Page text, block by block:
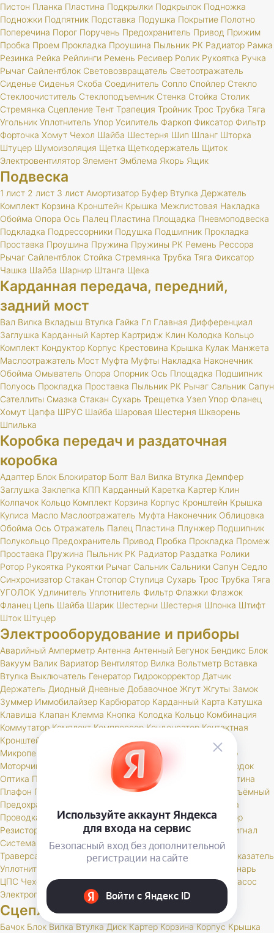
Пистон Планка Пластина Подкрылки Подкрылок Подножка
Подножки Подпятник Подставка Подушка Покрытие Полотно
Поперечина Порог Поручень Предохранитель Привод Прижим
Пробка Проем Прокладка Проушина Пыльник РК Радиатор Рамка
Резинка Рейка Рейлинги Ремень Ресивер Ролик Рукоятка Ручка
Рычаг Сайлентблок Световозвращатель Светоотражатель
Сиденье Сиденья Скоба Соединитель Сопло Спойлер Стекло
Стеклоочиститель Стеклоподъемник Стенка Стойка Столик
Стремянка Сцепление Тент Трапеция Тройник Трос Трубка Тяга
Угольник Уплотнитель Упор Усилитель Фаркоп Фиксатор Фильтр
Форточка Хомут Чехол Шайба Шестерня Шип Шланг Шторка
Штуцер Шумоизоляция Щетка Щеткодержатель Щиток
Электровентилятор Элемент Эмблема Якорь Ящик
Подвеска
1 лист 2 лист 3 лист Амортизатор Буфер Втулка Держатель
Комплект Корзина Кронштейн Крышка Межлистовая Накладка
Обойма Опора Ось Палец Пластина Площадка Пневмоподвеска
Подкладка Подрессорники Подушка Подшипник Прокладка
Проставка Проушина Пружина Пружины РК Ремень Рессора
Рычаг Сайлентблок Стойка Стремянка Трубка Тяга Фиксатор
Чашка Шайба Шарнир Штанга Щека
Карданная передача, передний,
задний мост
Вал Вилка Вкладыш Втулка Гайка Гл Главная Дифференциал
Заглушка Карданный Картер Картридж Клин Колодка Кольцо
Комплект Кондуктор Корпус Крестовина Крышка Кулак Манжета
Маслоотражатель Мост Муфта Муфты Накладка Наконечник
Обойма Омыватель Опора Опорник Ось Площадка Подшипник
Полуось Прокладка Проставка Пыльник РК Рычаг Сальник Сапун
Сателлиты Смазка Стакан Сухарь Трещетка Узел Упор Фланец
Хомут Цапфа ШРУС Шайба Шаровая Шестерня Шкворень
Шпилька
Коробка передач и раздаточная
коробка
Адаптер Блок Блокиратор Болт Вал Вилка Втулка Демпфер
Заглушка Заклепка КПП Карданный Каретка Картер Клин
Колпачок Кольцо Комплект Корзина Корпус Кронштейн Крышка
Кулиса Масло Маслоотражатель Муфта Наконечник Облицовка
Обойма Ось Отражатель Палец Пластина Плунжер Подшипник
Полукольцо Предохранитель Привод Пробка Прокладка Промеж
Проставка Пружина Пыльник РК Радиатор Раздатка Ролики
Ротор Рукоятка Рукоятки Рычаг Сальник Сальники Сапун Седло
Синхронизатор Стакан Стопор Ступица Сухарь Трос Трубка Тяга
УГОЛОК Удлинитель Уплотнитель Фильтр Флажки Флажок
Фланец Цепь Шайба Шарик Шестерни Шестерня Шпонка Штифт
Шток Штуцер
Электрооборудование и приборы
Аварийный Амперметр Антенна Антенный Бегунок Бендикс Блок
Вакуум Валик Вариатор Вентилятор Вилка Вольтметр Вставка
Втулка Выключатель Генератор Гидрокорректор Датчик
Держатель Диодный Дневные Добавочное Жгут Жгуты Замок
Зуммер Иммобилайзер Карбюратор Карданный Карта Катушка
Клавиша Клапан Клемма Кнопка Колодка Кольцо Комбинация
Коммутатор Комплект Компрессор Конденсатор Контактная
Кронштейн
Личинка Магнитола
Микропереключатель
Модуль Мост Мотор
Моторедуктор
Моторчик
Наконечник Насос Ножной
Ободок
Оптика Патрон Переключатель Переходник
Пластина
Плафон Повторитель Поддон Подсветка
Подъёмный
Предохранитель
Провода
Проводка
Проставка Пульт Пыльник РК Разъем Регулятор
Резистор
Реостат Решетка Розетка Рычаг
Сигнал
Система
Скоба Соединитель Спидометр Стартер Стекло
Траверса
Транспондер Трос Трубка
Указатель
Уплотнитель
Фонарь
ЦПС Чехол Шкив Щетка Щеточный Щиток Электробензонасос
Электропривод
Якорь
Сцепление
Бачок Блок Вилка Втулка Диск Картер Корзина Корпус Крышка